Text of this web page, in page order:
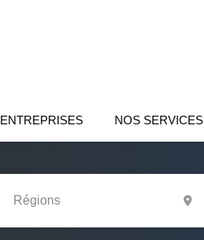
ENTREPRISES NOS SERVICES